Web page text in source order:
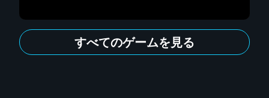
すべてのゲームを見る